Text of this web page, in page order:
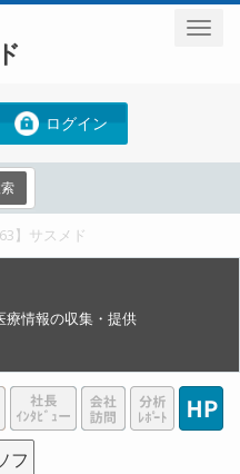
ログイン
】サスメド
療情報の収集・提供
フ